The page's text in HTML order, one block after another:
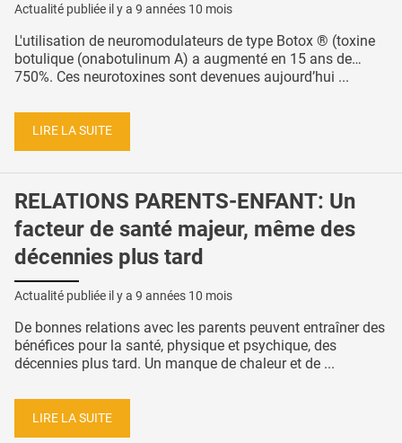
Actualité publiée il y a 9 années 10 mois
L'utilisation de neuromodulateurs de type Botox ® (toxine
botulique (onabotulinum A) a augmenté en 15 ans de…
750%. Ces neurotoxines sont devenues aujourd’hui ...
LIRE LA SUITE
RELATIONS PARENTS-ENFANT: Un
facteur de santé majeur, même des
décennies plus tard
Actualité publiée il y a 9 années 10 mois
De bonnes relations avec les parents peuvent entraîner des
bénéfices pour la santé, physique et psychique, des
décennies plus tard. Un manque de chaleur et de ...
LIRE LA SUITE